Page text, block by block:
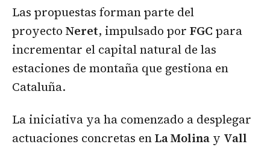
Las propuestas forman parte del
proyecto Neret, impulsado por FGC para
incrementar el capital natural de las
estaciones de montaña que gestiona en
Cataluña.
La iniciativa ya ha comenzado a desplegar
actuaciones concretas enLa Molina y Vall